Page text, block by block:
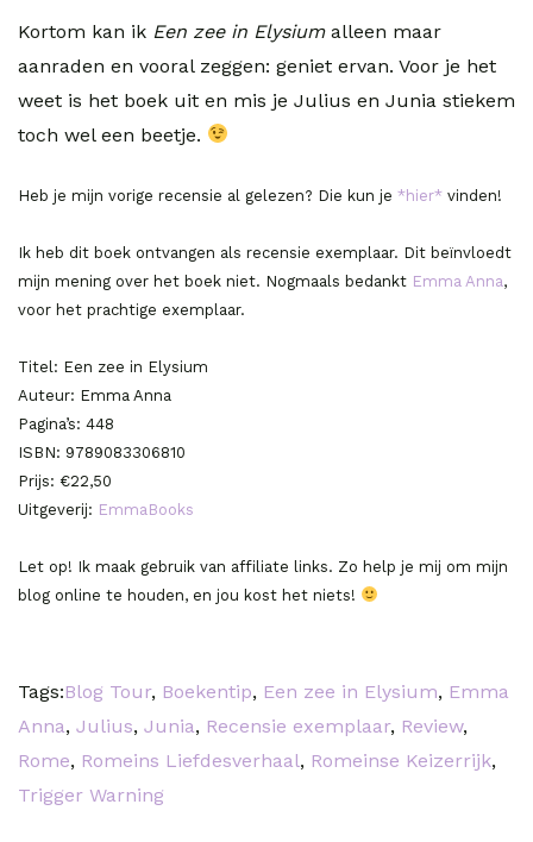
Kortom kan ik Een zee in Elysiumalleen maar
aanraden en vooral zeggen: geniet ervan. Voor je het
weet is het boek uit en mis je Julius en Junia stiekem
toch wel een beetje.
Heb je mijn vorige recensie al gelezen? Die kun je *hier* vinden!
Ik heb dit boek ontvangen als recensie exemplaar. Dit beïnvloedt
mijn mening over het boek niet. Nogmaals bedankt Emma Anna,
voor het prachtige exemplaar.
Titel: Een zee in Elysium
Auteur: Emma Anna
Pagina’s: 448
ISBN: 9789083306810
Prijs: €22,50
Uitgeverij: EmmaBooks
Let op! Ik maak gebruik van affiliate links. Zo help je mij om mijn
blog online te houden, en jou kost het niets!
Tags:Blog Tour, Boekentip, Een zee in Elysium, Emma
Anna, Julius, Junia, Recensie exemplaar, Review,
Rome, Romeins Liefdesverhaal, Romeinse Keizerrijk,
Trigger Warning